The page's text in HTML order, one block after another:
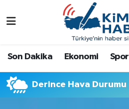
Son Dakika Ekonomi Spor
Derince Hava Durumu
Antalya
Nöbetçi Eczaneler
Namaz Vakitleri